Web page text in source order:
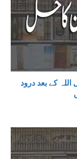
کے بعد درود